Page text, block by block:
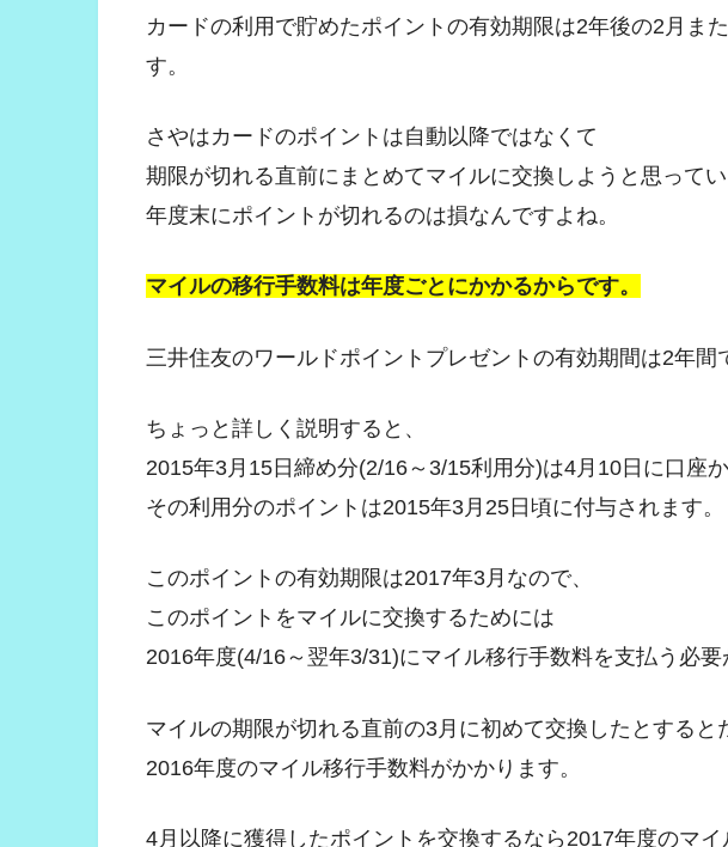
カードの利用で貯めたポイントの有効期限は2年後の2月ま
す。
さやはカードのポイントは自動以降ではなくて
期限が切れる直前にまとめてマイルに交換しようと思ってい
年度末にポイントが切れるのは損なんですよね。
マイルの移行手数料は年度ごとにかかるからです。
三井住友のワールドポイントプレゼントの有効期間は2年間
ちょっと詳しく説明すると、
2015年3月15日締め分(2/16～3/15利用分)は4月10日に口座
その利用分のポイントは2015年3月25日頃に付与されます。
このポイントの有効期限は2017年3月なので、
このポイントをマイルに交換するためには
2016年度(4/16～翌年3/31)にマイル移行手数料を支払う必要
マイルの期限が切れる直前の3月に初めて交換したとすると
2016年度のマイル移行手数料がかかります。
4月以降に獲得したポイントを交換するなら2017年度のマ